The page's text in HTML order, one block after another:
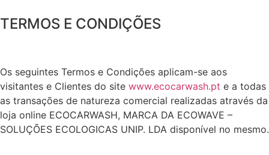
TERMOS E CONDIÇÕES
Os seguintes Termos e Condições aplicam-se aos
visitantes e Clientes do site www.ecocarwash.pt e a todas
as transações de natureza comercial realizadas através da
loja online ECOCARWASH, MARCA DA ECOWAVE –
SOLUÇÕES ECOLOGICAS UNIP. LDA disponível no mesmo.